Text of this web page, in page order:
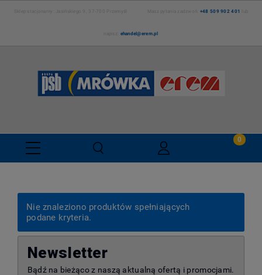
Sklep stacjonarny: Jasińskiego 9, 37-700 Przemyśl Masz pytania zadzwoń: +48 509 902 401
ehandel@erem.pl
Nie znaleziono produktów spełniających
podane kryteria.
Newsletter
Bądź na bieżąco z naszą aktualną ofertą i promocjami.